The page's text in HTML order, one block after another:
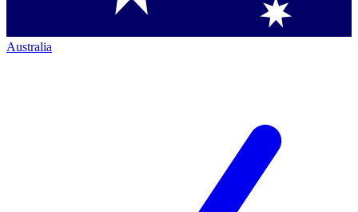
Australia